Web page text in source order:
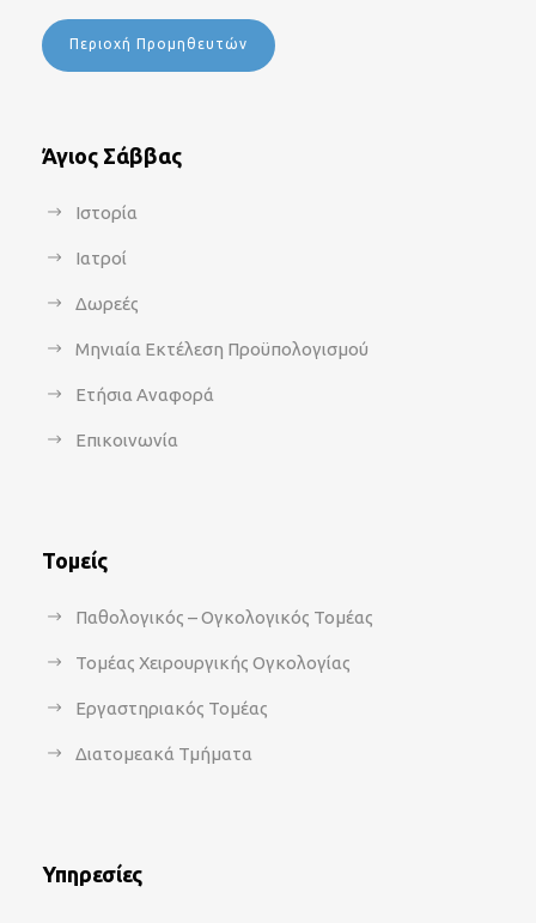
Περιοχή Προμηθευτών
Άγιος Σάββας
Ιστορία
Ιατροί
Δωρεές
Μηνιαία Εκτέλεση Προϋπολογισμού
Ετήσια Αναφορά
Επικοινωνία
Τομείς
Παθολογικός – Ογκολογικός Τομέας
Τομέας Χειρουργικής Ογκολογίας
Εργαστηριακός Τομέας
Διατομεακά Τμήματα
Υπηρεσίες